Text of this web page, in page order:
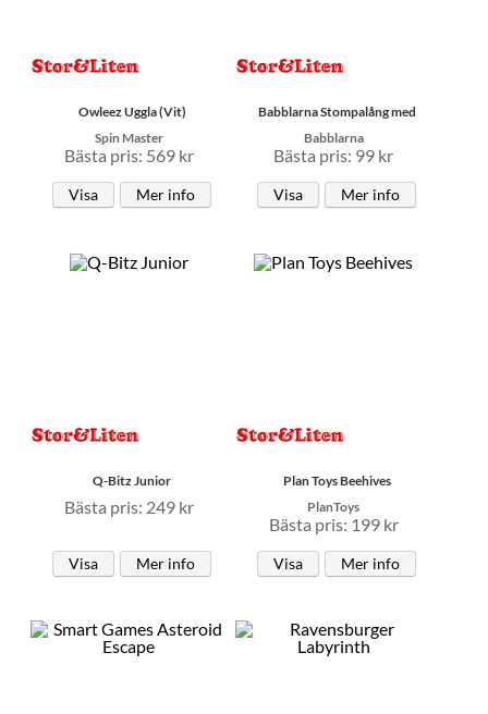
Owleez Uggla (Vit)
Spin Master
Bästa pris: 569 kr
Visa Mer info
Babblarna Stompalång med
Babblarna
Bästa pris: 99 kr
Visa Mer info
Q-Bitz Junior
Bästa pris: 249 kr
Visa Mer info
Plan Toys Beehives
PlanToys
Bästa pris: 199 kr
Visa Mer info